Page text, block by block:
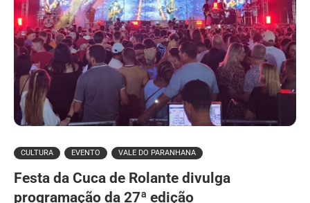
CULTURA EVENTO VALE DO PARANHANA
Festa da Cuca de Rolante divulga
programação da 27ª edição